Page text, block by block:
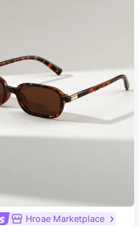
Hroae Marketplace